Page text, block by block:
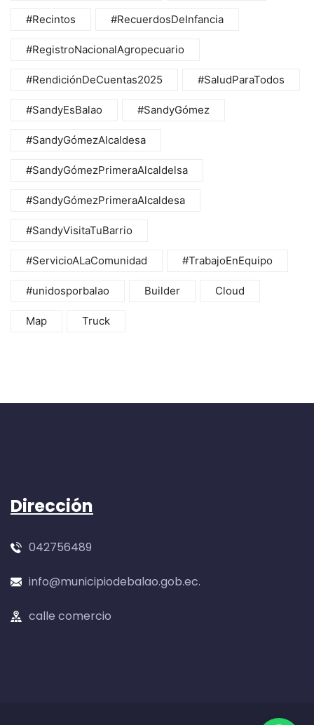
#Recintos #RecuerdosDeInfancia
#RegistroNacionalAgropecuario
#RendiciónDeCuentas2025 #SaludParaTodos
#SandyEsBalao #SandyGómez
#SandyGómezAlcaldesa
#SandyGómezPrimeraAlcaldelsa
#SandyGómezPrimeraAlcaldesa
#SandyVisitaTuBarrio
#ServicioALaComunidad #TrabajoEnEquipo
#unidosporbalao Builder Cloud
Map Truck
Dirección
042756489
info@municipiodebalao.gob.ec.
calle comercio